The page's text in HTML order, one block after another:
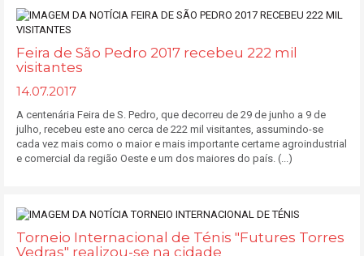
Feira de São Pedro 2017 recebeu 222 mil
visitantes
14.07.2017
A centenária Feira de S. Pedro, que decorreu de 29 de junho a 9 de
julho, recebeu este ano cerca de 222 mil visitantes, assumindo-se
cada vez mais como o maior e mais importante certame agroindustrial
e comercial da região Oeste e um dos maiores do país. (...)
Torneio Internacional de Ténis "Futures Torres
Vedras" realizou-se na cidade